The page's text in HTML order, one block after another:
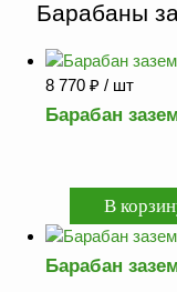
Газораздаточные
колонки
Зарядные станции
для
Запасные части к
ТРК и ГРК
Электронное
Барабаны
8 770 ₽ / шт
Барабан
Барабан